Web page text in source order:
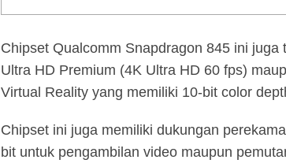
Chipset Qualcomm Snapdragon 845 ini
Ultra HD Premium (4K Ultra HD 60 fps)
Virtual Reality yang memiliki 10-bit color
Chipset ini juga memiliki dukungan
bit untuk pengambilan video maupun